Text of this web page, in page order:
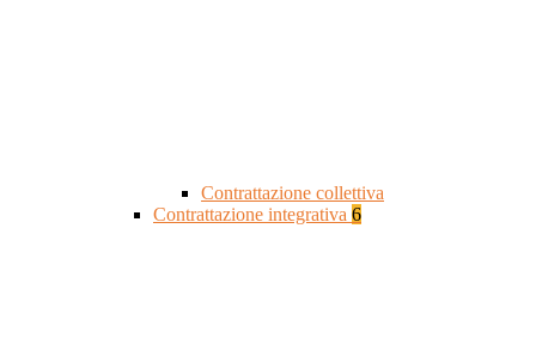
Contrattazione collettiva
Contrattazione integrativa 6